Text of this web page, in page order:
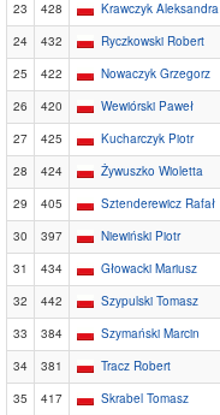
23
428 Krawczyk Aleksandra
24
432 Ryczkowski Robert
25
422 Nowaczyk Grzegorz
26
420 Wewiórski Paweł
27
425 Kucharczyk Piotr
28
424 Żywuszko Wioletta
29
405 Sztenderewicz Rafał
30
397 Niewiński Piotr
31
434 Głowacki Mariusz
32
442 Szypulski Tomasz
33
384 Szymański Marcin
34
381 Tracz Robert
35
417 Skrabel Tomasz